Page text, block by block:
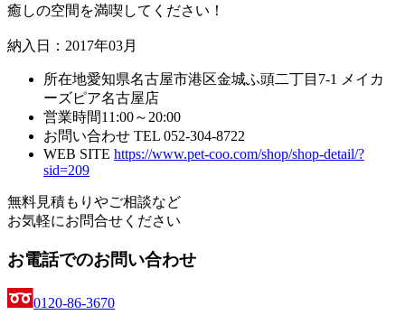
癒しの空間を満喫してください！
納入日：2017年03月
所在地愛知県名古屋市港区金城ふ頭二丁目7-1 メイカ
ーズピア名古屋店
営業時間11:00～20:00
お問い合わせ TEL 052-304-8722
WEB SITE https://www.pet-coo.com/shop/shop-detail/?
sid=209
無料見積もりやご相談など
お気軽にお問合せください
お電話でのお問い合わせ
0120-86-3670